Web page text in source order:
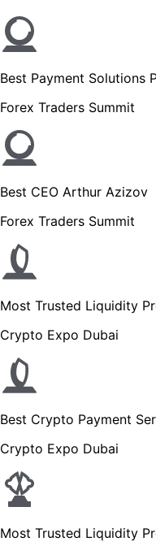
Best Payment Solutions
Forex Traders Summit
Best CEO Arthur Azizov
Forex Traders Summit
Most Trusted Liquidity
Crypto Expo Dubai
Best Crypto Payment
Crypto Expo Dubai
Most Trusted Liquidity